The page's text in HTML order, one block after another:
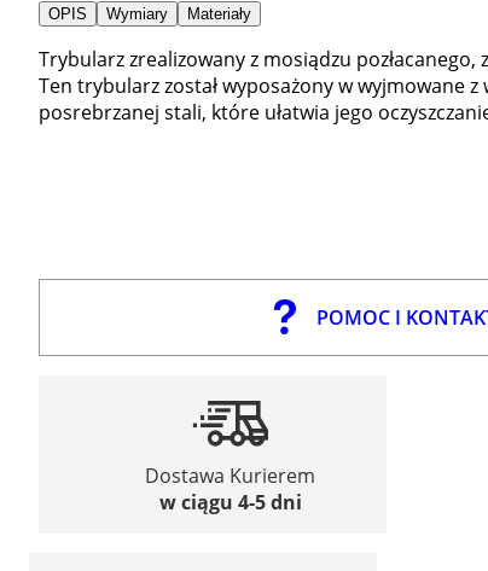
OPIS Wymiary Materiały
Trybularz zrealizowany z mosiądzu
Ten trybularz został wyposażony w wyjmowane
posrebrzanej stali, które ułatwia jego
POMOC I
Dostawa Kurierem
w ciągu 4-5 dni